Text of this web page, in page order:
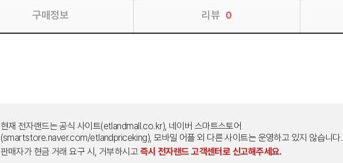
구매정보 리뷰 0
현재 전자랜드는 공식 사이트(etlandmall.co.kr), 네이버 스마트스토어
(smartstore.naver.com/etlandpriceking), 모바일 어플 외 다른 사이트는 운영하고 있지 않습니다.
판매자가 현금 거래 요구 시, 거부하시고 즉시 전자랜드 고객센터로 신고해주세요.